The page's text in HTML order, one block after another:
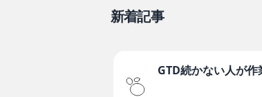
新着記事
GTD続かない人が